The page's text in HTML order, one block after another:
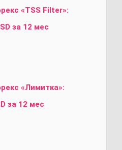
«TSS Filter»:
за 12 мес
«Лимитка»:
за 12 мес